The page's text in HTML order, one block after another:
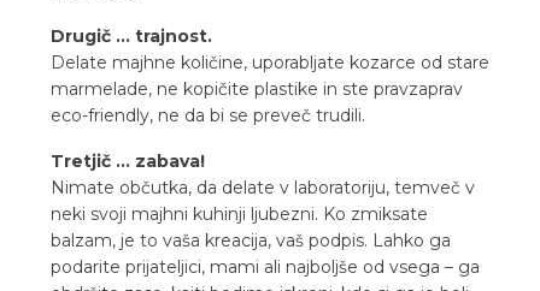
Drugič ... trajnost.
Delate majhne količine, uporabljate kozarce od stare
marmelade, ne kopičite plastike in ste pravzaprav
eco-friendly, ne da bi se preveč trudili.
Tretjič ... zabava!
Nimate občutka, da delate v laboratoriju, temveč v
neki svoji majhni kuhinji ljubezni. Ko zmiksate
balzam, je to vaša kreacija, vaš podpis. Lahko ga
podarite prijateljici, mami ali najboljše od vsega – ga